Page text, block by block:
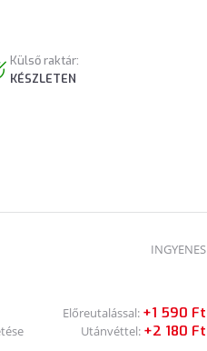
Külső raktár:
KÉSZLETEN
INGYENES
Előreutalással: +1 590 Ft
Utánvéttel: +2 180 Ft